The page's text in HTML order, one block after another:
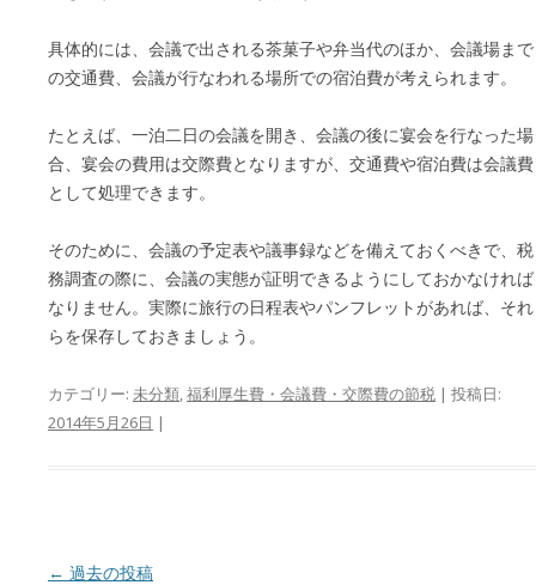
具体的には、会議で出される茶菓子や弁当代のほか、会議場まで
の交通費、会議が行なわれる場所での宿泊費が考えられます。
たとえば、一泊二日の会議を開き、会議の後に宴会を行なった場
合、宴会の費用は交際費となりますが、交通費や宿泊費は会議費
として処理できます。
そのために、会議の予定表や議事録などを備えておくべきで、税
務調査の際に、会議の実態が証明できるようにしておかなければ
なりません。実際に旅行の日程表やパンフレットがあれば、それ
らを保存しておきましょう。
カテゴリー: 未分類,福利厚生費・会議費・交際費の節税 | 投稿日:
2014年5月26日 |
投稿ナビゲーション
← 過去の投稿